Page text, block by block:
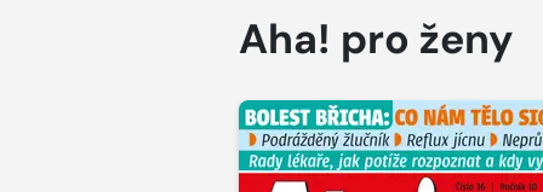
Aha! pro ženy